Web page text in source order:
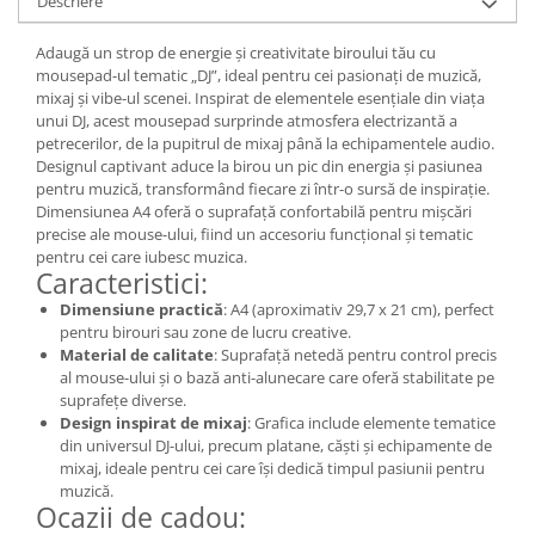
Adaugă un strop de energie și creativitate biroului tău cu
mousepad-ul tematic „DJ”, ideal pentru cei pasionați de muzică,
mixaj și vibe-ul scenei. Inspirat de elementele esențiale din viața
unui DJ, acest mousepad surprinde atmosfera electrizantă a
petrecerilor, de la pupitrul de mixaj până la echipamentele audio.
Designul captivant aduce la birou un pic din energia și pasiunea
pentru muzică, transformând fiecare zi într-o sursă de inspirație.
Dimensiunea A4 oferă o suprafață confortabilă pentru mișcări
precise ale mouse-ului, fiind un accesoriu funcțional și tematic
pentru cei care iubesc muzica.
Caracteristici:
Dimensiune practică: A4 (aproximativ 29,7 x 21 cm), perfect
pentru birouri sau zone de lucru creative.
Material de calitate: Suprafață netedă pentru control precis
al mouse-ului și o bază anti-alunecare care oferă stabilitate pe
suprafețe diverse.
Design inspirat de mixaj: Grafica include elemente tematice
din universul DJ-ului, precum platane, căști și echipamente de
mixaj, ideale pentru cei care își dedică timpul pasiunii pentru
muzică.
Ocazii de cadou: